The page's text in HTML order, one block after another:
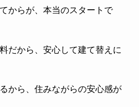
からが、本当のスタートで
だから、安心して建て替えに
から、住みながらの安心感が